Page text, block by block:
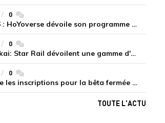
0commentaires
Gamescom 2026 : HoYoverse dévoile son programme et présente deux nouveaux jeux inédits
0commentaires
UGREEN et Honkai: Star Rail dévoilent une gamme d'accessoires de recharge en édition limitée
0commentaires
HoYoverse ouvre les inscriptions pour la bêta fermée de Honkai : Nexus Anima
TOUTE L'ACTU